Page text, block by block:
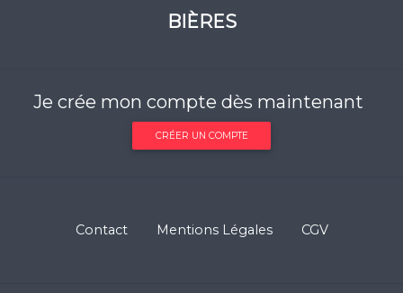
BIÈRES
Je crée mon compte dès maintenant
CRÉER UN COMPTE
Contact Mentions Légales CGV